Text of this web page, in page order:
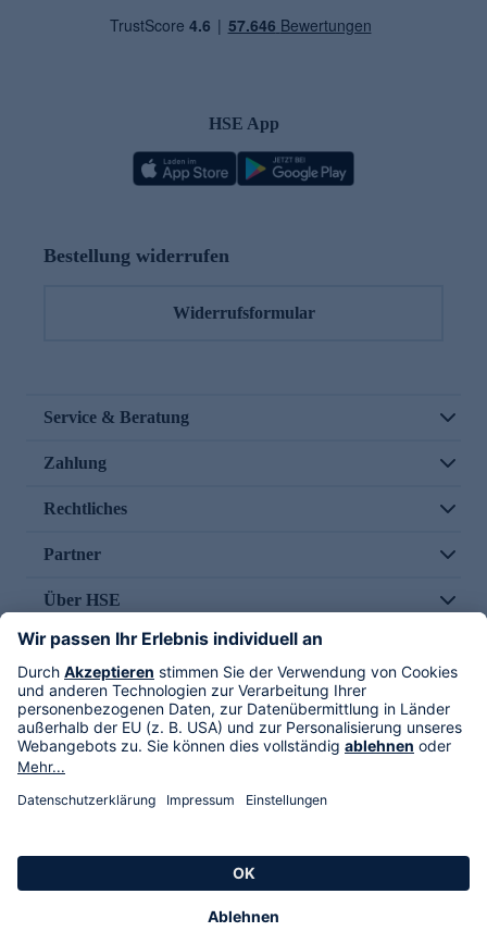
HSE App
Bestellung widerrufen
Widerrufsformular
Service & Beratung
Zahlung
Rechtliches
Partner
Über HSE
Im TV
HSE International